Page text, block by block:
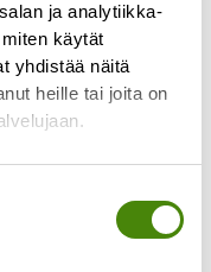
ja analytiikka-
käytät
yhdistää näitä
heille tai joita on